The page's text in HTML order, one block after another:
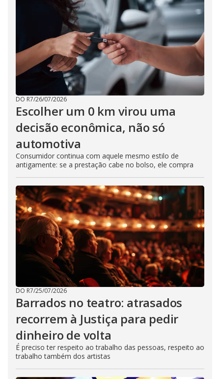
DO R7/26/07/2026
Escolher um 0 km virou uma
decisão econômica, não só
automotiva
Consumidor continua com aquele mesmo estilo de
antigamente: se a prestação cabe no bolso, ele compra
DO R7/25/07/2026
Barrados no teatro: atrasados
recorrem à Justiça para pedir
dinheiro de volta
É preciso ter respeito ao trabalho das pessoas, respeito ao
trabalho também dos artistas